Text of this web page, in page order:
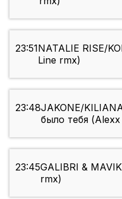
23:51NATALIE RISE/
Line rmx)
23:48JAKONE/
было тебя
23:45GALIBRI &
rmx)